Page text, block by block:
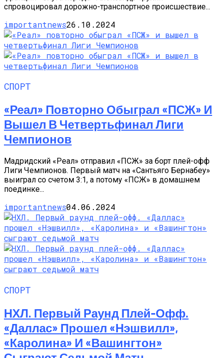
спровоцировал дорожно-транспортное происшествие...
importantnews26.10.2024
СПОРТ
«Реал» Повторно Обыграл «ПСЖ» И
Вышел В Четвертьфинал Лиги
Чемпионов
Мадридский «Реал» отправил «ПСЖ» за борт плей-офф
Лиги Чемпионов. Первый матч на «Сантьяго Бернабеу»
выиграл со счетом 3:1, а потому «ПСЖ» в домашнем
поединке...
importantnews04.06.2024
СПОРТ
НХЛ. Первый Раунд Плей-Офф.
«Даллас» Прошел «Нэшвилл»,
«Каролина» И «Вашингтон»